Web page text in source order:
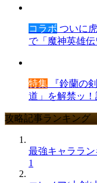
コラボ ついに
で「魔神英雄
特集 『鈴蘭の
道」を解禁ッ
攻略記事ランキング
最強キャララン
1